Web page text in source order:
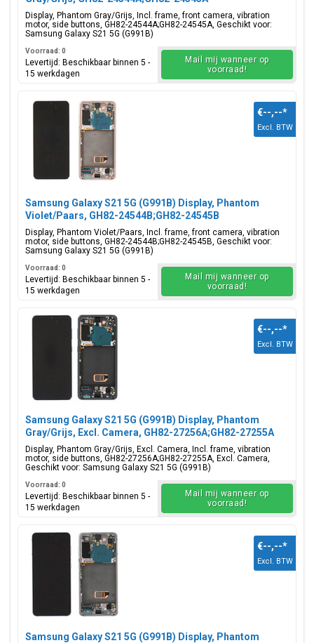
Display, Phantom Gray/Grijs, Incl. frame, front camera, vibration
motor, side buttons, GH82-24544A;GH82-24545A, Geschikt voor:
Samsung Galaxy S21 5G (G991B)
Voorraad: 0
Levertijd: Beschikbaar binnen 5 -
15 werkdagen
Mail mij wanneer op
voorraad!
Samsung Galaxy S21 5G (G991B) Display, Phantom
Violet/Paars, GH82-24544B;GH82-24545B
Display, Phantom Violet/Paars, Incl. frame, front camera, vibration
motor, side buttons, GH82-24544B;GH82-24545B, Geschikt voor:
Samsung Galaxy S21 5G (G991B)
€--,--*
Excl. BTW
Voorraad: 0
Levertijd: Beschikbaar binnen 5 -
15 werkdagen
Mail mij wanneer op
voorraad!
Samsung Galaxy S21 5G (G991B) Display, Phantom
Gray/Grijs, Excl. Camera, GH82-27256A;GH82-27255A
Display, Phantom Gray/Grijs, Excl. Camera, Incl. frame, vibration
motor, side buttons, GH82-27256A;GH82-27255A, Excl. Camera,
Geschikt voor: Samsung Galaxy S21 5G (G991B)
€--,--*
Excl. BTW
Voorraad: 0
Levertijd: Beschikbaar binnen 5 -
15 werkdagen
Mail mij wanneer op
voorraad!
Samsung Galaxy S21 5G (G991B) Display, Phantom
€--,--*
Excl. BTW